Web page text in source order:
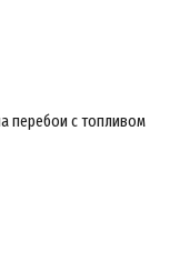
перебои с топливом